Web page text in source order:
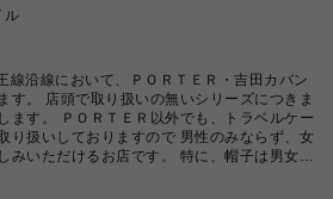
ル
線沿線において、ＰＯＲＴＥＲ・吉田カバン
す。 店頭で取り扱いの無いシリーズにつきま
トラベルケー
り扱いしておりますので 男性のみならず、女
みいただけるお店です。 特に、帽子は男女問